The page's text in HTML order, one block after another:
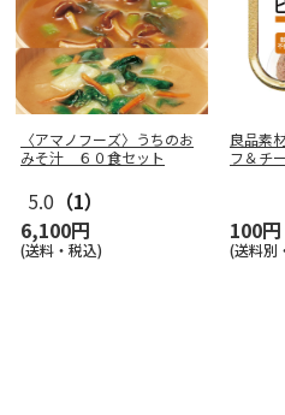
〈アマノフーズ〉うちのお
みそ汁 ６０食セット
5.0 （1）
6,100円
(送料・税込)
良品素
フ＆チ
100円
(送料別